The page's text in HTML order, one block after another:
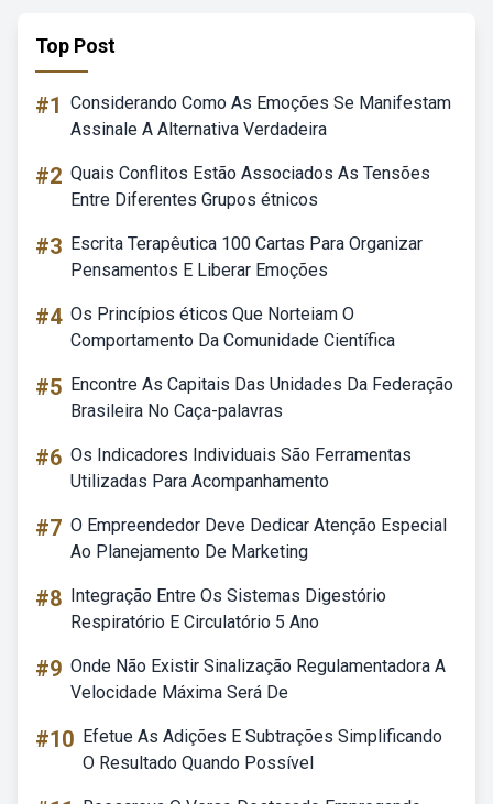
Top Post
#1 Considerando Como As Emoções Se Manifestam
Assinale A Alternativa Verdadeira
#2 Quais Conflitos Estão Associados As Tensões
Entre Diferentes Grupos étnicos
#3 Escrita Terapêutica 100 Cartas Para Organizar
Pensamentos E Liberar Emoções
#4 Os Princípios éticos Que Norteiam O
Comportamento Da Comunidade Científica
#5 Encontre As Capitais Das Unidades Da Federação
Brasileira No Caça-palavras
#6 Os Indicadores Individuais São Ferramentas
Utilizadas Para Acompanhamento
#7 O Empreendedor Deve Dedicar Atenção Especial
Ao Planejamento De Marketing
#8 Integração Entre Os Sistemas Digestório
Respiratório E Circulatório 5 Ano
#9 Onde Não Existir Sinalização Regulamentadora A
Velocidade Máxima Será De
#10 Efetue As Adições E Subtrações Simplificando
O Resultado Quando Possível